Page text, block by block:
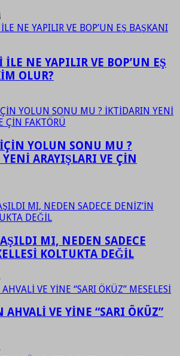
İLE NE YAPILIR VE BOP’UN EŞ
OLUR?
YOLUN SONU MU ?
ARAYIŞLARI VE ÇİN
MI, NEDEN SADECE
KOLTUKTA DEĞİL
AHVALİ VE YİNE “SARI ÖKÜZ”